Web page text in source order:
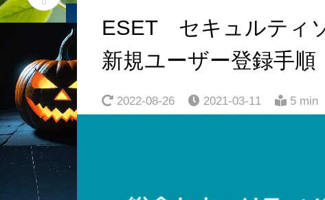
ESET セキュルティ
新規ユーザー登録手
2022-08-26 2021-03-11 5 min